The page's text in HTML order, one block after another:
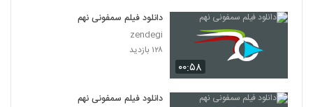
۰۰:۵۸
دانلود فیلم سمفونی نهم
zendegi
۱۲۸ بازدید
دانلود فیلم سمفونی نهم